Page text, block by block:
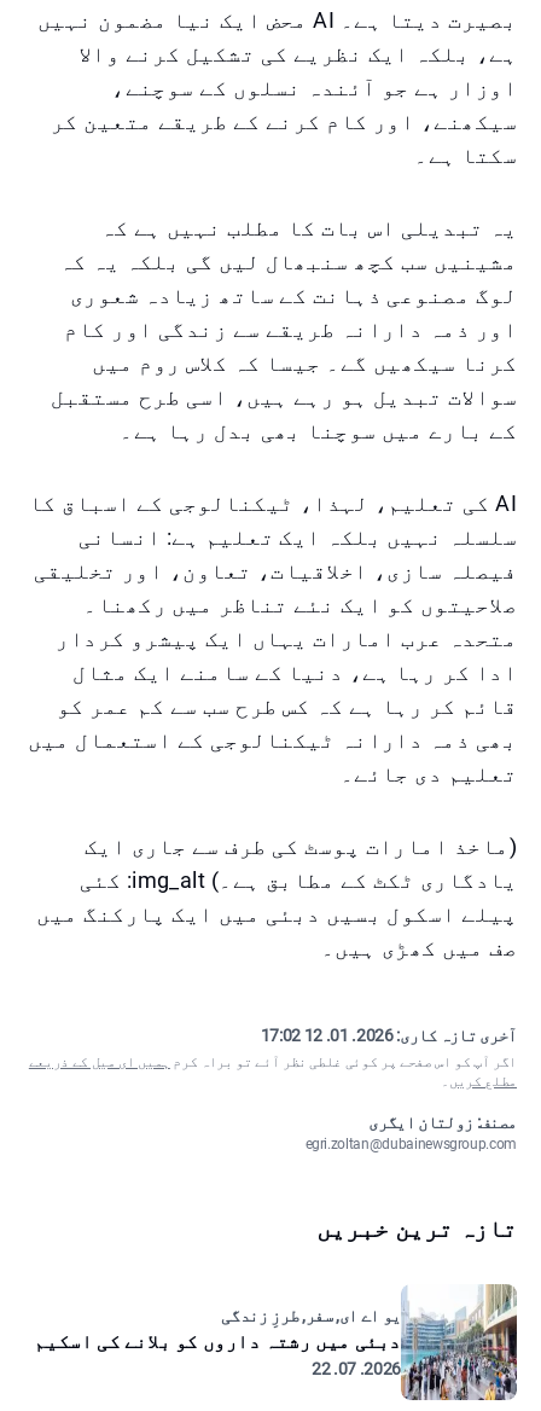
بصیرت دیتا ہے۔ AI محض ایک نیا مضمون نہیں
ہے، بلکہ ایک نظریے کی تشکیل کرنے والا
اوزار ہے جو آئندہ نسلوں کے سوچنے،
سیکھنے، اور کام کرنے کے طریقے متعین کر
سکتا ہے۔
یہ تبدیلی اس بات کا مطلب نہیں ہے کہ
مشینیں سب کچھ سنبھال لیں گی بلکہ یہ کہ
لوگ مصنوعی ذہانت کے ساتھ زیادہ شعوری
اور ذمہ دارانہ طریقے سے زندگی اور کام
کرنا سیکھیں گے۔ جیسا کہ کلاس روم میں
سوالات تبدیل ہو رہے ہیں، اسی طرح مستقبل
کے بارے میں سوچنا بھی بدل رہا ہے۔
AI کی تعلیم، لہذا، ٹیکنالوجی کے اسباق کا
سلسلہ نہیں بلکہ ایک تعلیم ہے: انسانی
فیصلہ سازی، اخلاقیات، تعاون، اور تخلیقی
صلاحیتوں کو ایک نئے تناظر میں رکھنا۔
متحدہ عرب امارات یہاں ایک پیشرو کردار
ادا کر رہا ہے، دنیا کے سامنے ایک مثال
قائم کر رہا ہے کہ کس طرح سب سے کم عمر کو
بھی ذمہ دارانہ ٹیکنالوجی کے استعمال میں
تعلیم دی جائے۔
(ماخذ امارات پوسٹ کی طرف سے جاری ایک
یادگاری ٹکٹ کے مطابق ہے۔) img_alt: کئی
پیلے اسکول بسیں دبئی میں ایک پارکنگ میں
صف میں کھڑی ہیں۔
آخری تازہ کاری:2026. 01. 12 17:02
اگر آپ کو اس صفحے پر کوئی غلطی نظر آئے تو براہ کرم ہمیں ای میل کے ذریعے
مطلع کریں ۔
مصنف: زولتان ایگری
egri.zoltan@dubainewsgroup.com
تازہ ترین خبریں
یو اے ای, سفر, طرزِ زندگی
دبئی میں رشتہ داروں کو بلانے کی اسکیم
2026. 07. 22